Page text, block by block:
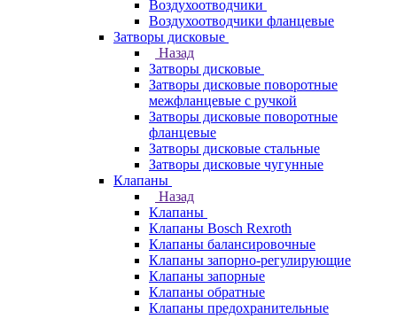
Воздухоотводчики
Воздухоотводчики фланцевые
Затворы дисковые
Назад
Затворы дисковые
Затворы дисковые поворотные
межфланцевые с ручкой
Затворы дисковые поворотные
фланцевые
Затворы дисковые стальные
Затворы дисковые чугунные
Клапаны
Назад
Клапаны
Клапаны Bosch Rexroth
Клапаны балансировочные
Клапаны запорно-регулирующие
Клапаны запорные
Клапаны обратные
Клапаны предохранительные